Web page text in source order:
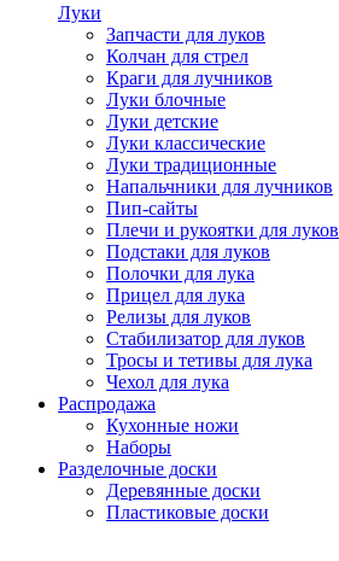
Луки
Запчасти для луков
Колчан для стрел
Краги для лучников
Луки блочные
Луки детские
Луки классические
Луки традиционные
Напальчники для лучников
Пип-сайты
Плечи и рукоятки для луков
Подстаки для луков
Полочки для лука
Прицел для лука
Релизы для луков
Стабилизатор для луков
Тросы и тетивы для лука
Чехол для лука
Распродажа
Кухонные ножи
Наборы
Разделочные доски
Деревянные доски
Пластиковые доски